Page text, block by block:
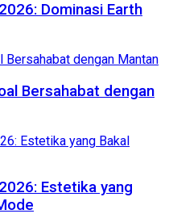
Dominasi Earth
Bersahabat dengan
Estetika yang